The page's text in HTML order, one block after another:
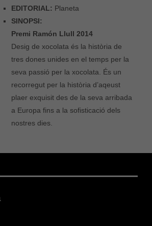
EDITORIAL: Planeta
SINOPSI:
Premi Ramón Llull 2014
Desig de xocolata és la història de
tres dones unides en el temps per la
seva passió per la xocolata. És un
recorregut per la història d’aqeust
plaer exquisit des de la seva arribada
a Europa fins a la sofisticació dels
nostres dies.